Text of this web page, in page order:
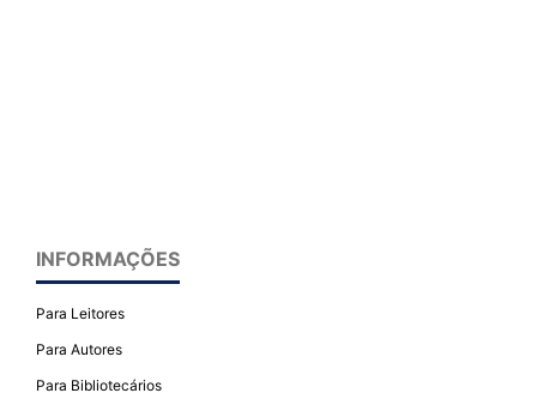
INFORMAÇÕES
Para Leitores
Para Autores
Para Bibliotecários